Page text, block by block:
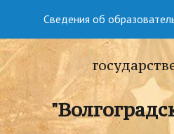
Сведения об